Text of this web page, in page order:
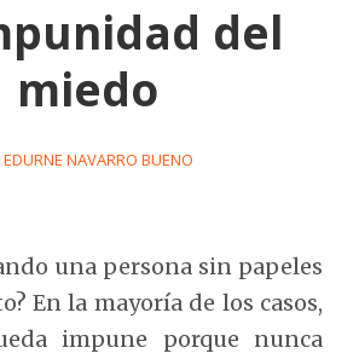
del
miedo
EDURNE NAVARRO BUENO
una persona sin papeles
En la mayoría de los casos,
impune porque nunca